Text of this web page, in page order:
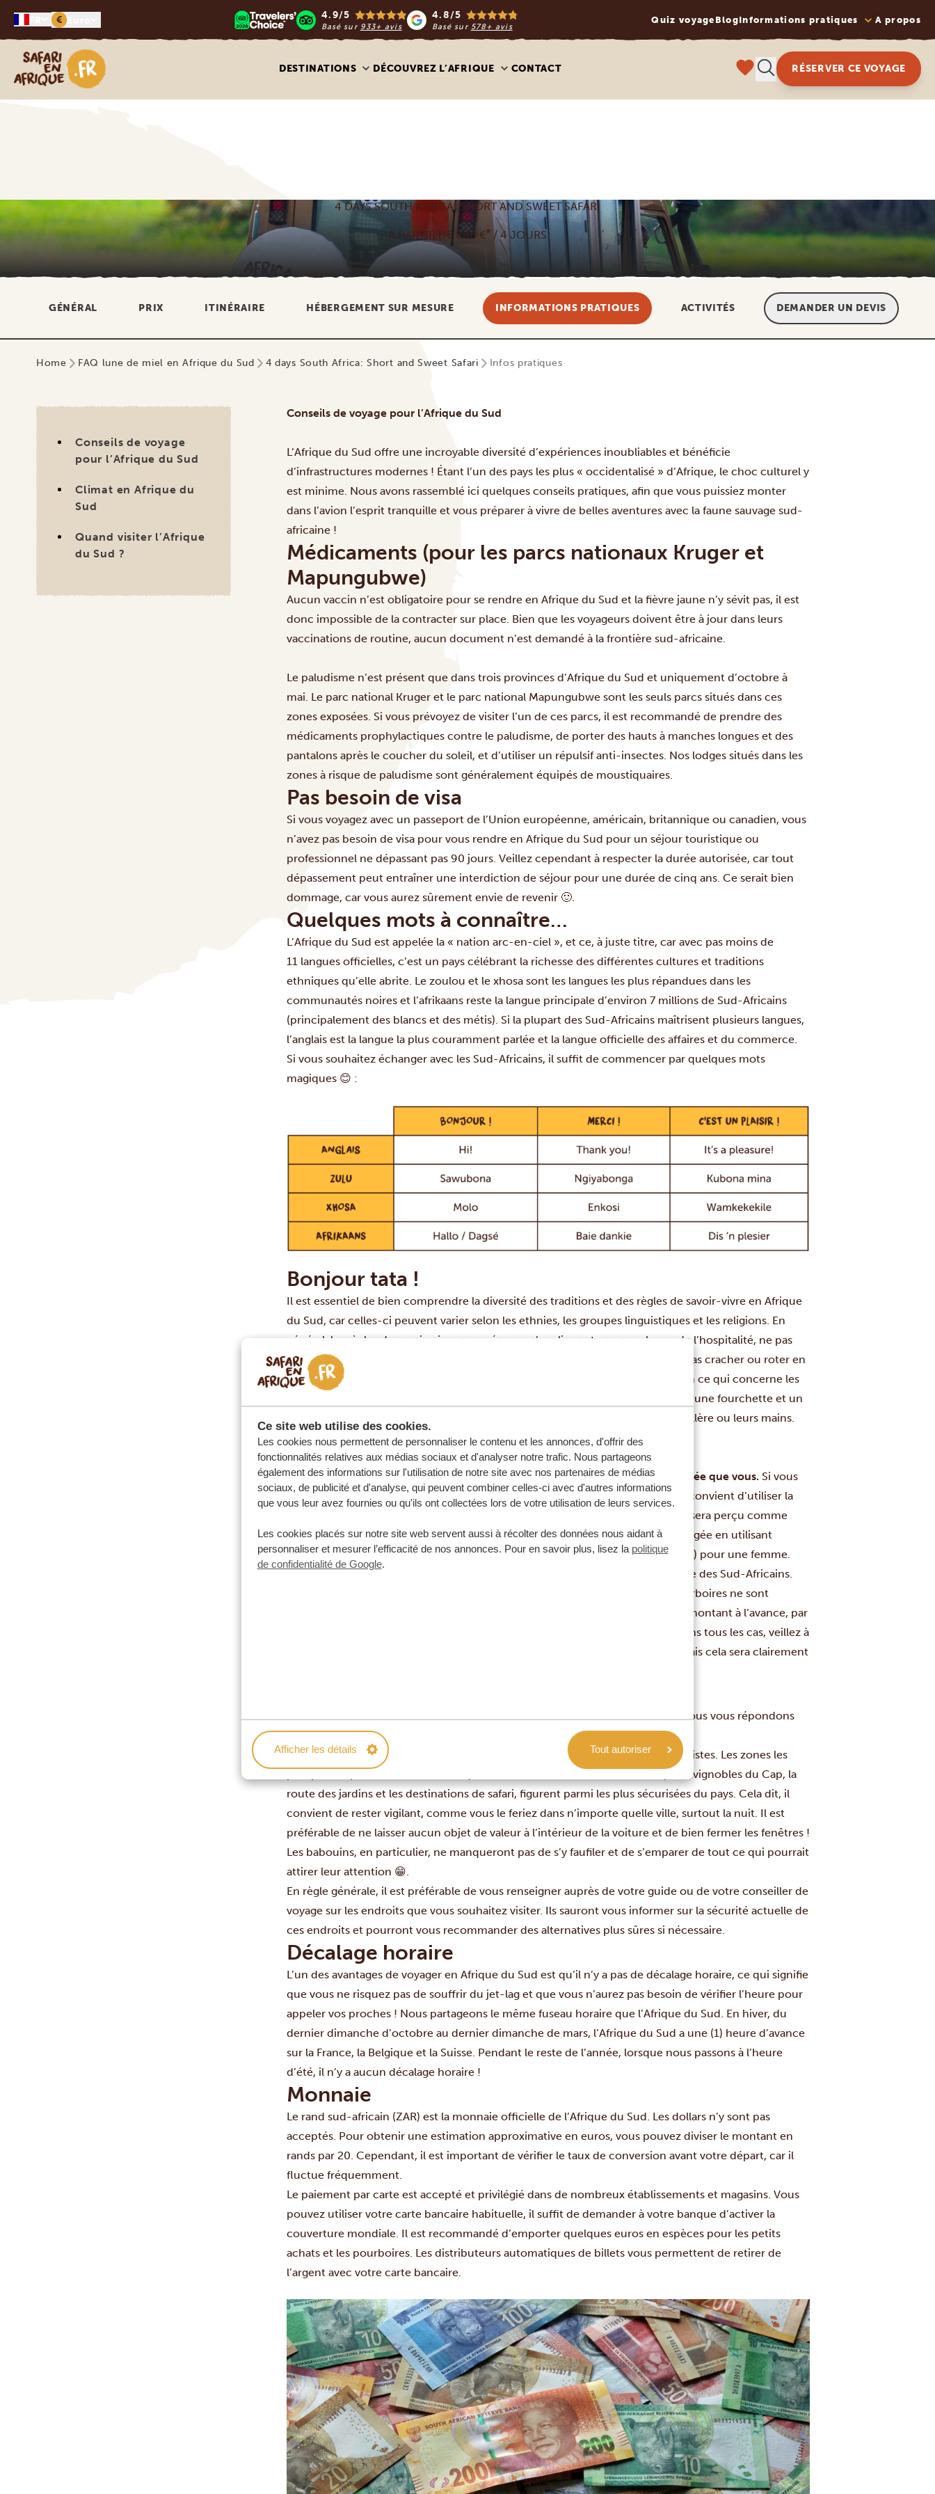
Ce site web utilise des cookies.
Les cookies nous permettent de personnaliser le contenu et les annonces, d'offrir des
fonctionnalités relatives aux médias sociaux et d'analyser notre trafic. Nous partageons
également des informations sur l'utilisation de notre site avec nos partenaires de médias
sociaux, de publicité et d'analyse, qui peuvent combiner celles-ci avec d'autres informations
que vous leur avez fournies ou qu'ils ont collectées lors de votre utilisation de leurs services.
Les cookies placés sur notre site web servent aussi à récolter des données nous aidant à
personnaliser et mesurer l’efficacité de nos annonces. Pour en savoir plus, lisez la politique
de confidentialité de Google.
Afficher les détails Tout autoriser
€ 4.9/5
Basé sur 933+ avis
4.8/5
Basé sur 578+ avis
Quiz voyage BlogInformations pratiques A propos
Safari en Afrique
DESTINATIONS DÉCOUVREZ L’AFRIQUE CONTACT RÉSERVER CE VOYAGE
4 DAYS SOUTH AFRICA: SHORT AND SWEET SAFARI
À PARTIR DE 846 €* / 4 JOURS
GÉNÉRAL PRIX ITINÉRAIRE HÉBERGEMENT SUR MESURE INFORMATIONS PRATIQUES ACTIVITÉS DEMANDER UN DEVIS
Home FAQ lune de miel en Afrique du Sud 4 days South Africa: Short and Sweet Safari Infos pratiques
Conseils de voyage
pour l’Afrique du Sud
Climat en Afrique du
Sud
Quand visiter l’Afrique
du Sud ?
Conseils de voyage pour l’Afrique du Sud
L’Afrique du Sud offre une incroyable diversité d’expériences inoubliables et bénéficie
d’infrastructures modernes ! Étant l’un des pays les plus « occidentalisé » d’Afrique, le choc culturel y
est minime. Nous avons rassemblé ici quelques conseils pratiques, afin que vous puissiez monter
dans l’avion l’esprit tranquille et vous préparer à vivre de belles aventures avec la faune sauvage sud-
africaine !
Médicaments (pour les parcs nationaux Kruger et
Mapungubwe)
Aucun vaccin n’est obligatoire pour se rendre en Afrique du Sud et la fièvre jaune n’y sévit pas, il est
donc impossible de la contracter sur place. Bien que les voyageurs doivent être à jour dans leurs
vaccinations de routine, aucun document n’est demandé à la frontière sud-africaine.
Le paludisme n’est présent que dans trois provinces d’Afrique du Sud et uniquement d’octobre à
mai. Le parc national Kruger et le parc national Mapungubwe sont les seuls parcs situés dans ces
zones exposées. Si vous prévoyez de visiter l’un de ces parcs, il est recommandé de prendre des
médicaments prophylactiques contre le paludisme, de porter des hauts à manches longues et des
pantalons après le coucher du soleil, et d’utiliser un répulsif anti-insectes. Nos lodges situés dans les
zones à risque de paludisme sont généralement équipés de moustiquaires.
Pas besoin de visa
Si vous voyagez avec un passeport de l’Union européenne, américain, britannique ou canadien, vous
n’avez pas besoin de visa pour vous rendre en Afrique du Sud pour un séjour touristique ou
professionnel ne dépassant pas 90 jours. Veillez cependant à respecter la durée autorisée, car tout
dépassement peut entraîner une interdiction de séjour pour une durée de cinq ans. Ce serait bien
dommage, car vous aurez sûrement envie de revenir 🙂.
Quelques mots à connaître…
L’Afrique du Sud est appelée la « nation arc-en-ciel », et ce, à juste titre, car avec pas moins de
11 langues officielles, c’est un pays célébrant la richesse des différentes cultures et traditions
ethniques qu’elle abrite. Le zoulou et le xhosa sont les langues les plus répandues dans les
communautés noires et l’afrikaans reste la langue principale d’environ 7 millions de Sud-Africains
(principalement des blancs et des métis). Si la plupart des Sud-Africains maîtrisent plusieurs langues,
l’anglais est la langue la plus couramment parlée et la langue officielle des affaires et du commerce.
Si vous souhaitez échanger avec les Sud-Africains, il suffit de commencer par quelques mots
magiques 😊 :
Bonjour tata !
Il est essentiel de bien comprendre la diversité des traditions et des règles de savoir-vivre en Afrique
du Sud, car celles-ci peuvent varier selon les ethnies, les groupes linguistiques et les religions. En
général, les règles de savoir-vivre européennes s’appliquent : ne pas abuser de l’hospitalité, ne pas
bâiller sans se couvrir la bouche, ne pas pointer du doigt ou fixer les gens, ne pas cracher ou roter en
public et toujours exprimer sa gratitude ou faire un compliment à ses hôtes. En ce qui concerne les
bonnes manières à table, les Sud-Africains blancs mangent généralement avec une fourchette et un
couteau, tandis que les Sud-Africains noirs et indiens utilisent souvent une cuillère ou leurs mains.
Ces deux manières de manger sont tout à fait acceptables.
Quelques points importants à retenir :
Faites toujours preuve d’un grand respect à l’égard de toute personne plus âgée que vous. Si vous
vous adressez à une personne qui a 10 ans (ou davantage) de plus que vous, il convient d’utiliser la
formule de politesse appropriée. Si vous ne le faites pas, votre comportement sera perçu comme
extrêmement irrespectueux. Vous pouvez vous adresser à une personne plus âgée en utilisant
« oom » ou « uncle » (oncle) pour un homme et « tannie » ou « auntie » (tante) pour une femme.
Cela peut sembler inhabituel, mais cette marque de respect sera très appréciée des Sud-Africains.
Les pourboires ne sont
généralement pas inclus dans l’addition, toutefois, si vous avez convenu d’un montant à l’avance, par
exemple pour une course de taxi, le pourboire y sera peut-être déjà inclus. Dans tous les cas, veillez à
ajouter le pourboire. Certains restaurants (plus chics) incluent le pourboire, mais cela sera clairement
Vous vous demandez peut-être si l’Afrique du Sud est un pays sûr ? Eh bien, nous vous répondons
sans l’ombre d’un doute que OUI !
L’Afrique du Sud est considérée comme un pays relativement sûr pour les touristes. Les zones les
plus prisées par les visiteurs, telles que le centre-ville et la banlieue du Cap, les vignobles du Cap, la
route des jardins et les destinations de safari, figurent parmi les plus sécurisées du pays. Cela dit, il
convient de rester vigilant, comme vous le feriez dans n’importe quelle ville, surtout la nuit. Il est
préférable de ne laisser aucun objet de valeur à l’intérieur de la voiture et de bien fermer les fenêtres !
Les babouins, en particulier, ne manqueront pas de s’y faufiler et de s’emparer de tout ce qui pourrait
attirer leur attention 😁.
En règle générale, il est préférable de vous renseigner auprès de votre guide ou de votre conseiller de
voyage sur les endroits que vous souhaitez visiter. Ils sauront vous informer sur la sécurité actuelle de
ces endroits et pourront vous recommander des alternatives plus sûres si nécessaire.
Décalage horaire
L’un des avantages de voyager en Afrique du Sud est qu’il n’y a pas de décalage horaire, ce qui signifie
que vous ne risquez pas de souffrir du jet-lag et que vous n’aurez pas besoin de vérifier l’heure pour
appeler vos proches ! Nous partageons le même fuseau horaire que l’Afrique du Sud. En hiver, du
dernier dimanche d’octobre au dernier dimanche de mars, l’Afrique du Sud a une (1) heure d’avance
sur la France, la Belgique et la Suisse. Pendant le reste de l’année, lorsque nous passons à l’heure
d’été, il n’y a aucun décalage horaire !
Monnaie
Le rand sud-africain (ZAR) est la monnaie officielle de l’Afrique du Sud. Les dollars n’y sont pas
acceptés. Pour obtenir une estimation approximative en euros, vous pouvez diviser le montant en
rands par 20. Cependant, il est important de vérifier le taux de conversion avant votre départ, car il
fluctue fréquemment.
Le paiement par carte est accepté et privilégié dans de nombreux établissements et magasins. Vous
pouvez utiliser votre carte bancaire habituelle, il suffit de demander à votre banque d’activer la
couverture mondiale. Il est recommandé d’emporter quelques euros en espèces pour les petits
achats et les pourboires. Les distributeurs automatiques de billets vous permettent de retirer de
l’argent avec votre carte bancaire.